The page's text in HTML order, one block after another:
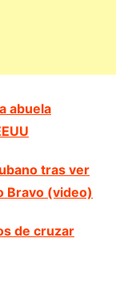
abuela
tras ver
Bravo (video)
de cruzar